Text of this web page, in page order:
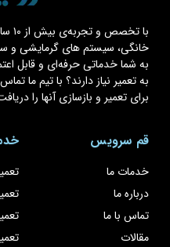
با
خانگی، سیستم های گرمایشی و
به شما خدماتی حرفه‌ای و قابل
به تعمیر نیاز دارند؟ با تیم ما
برای تعمیر و بازسازی آنها را
قم سرویس
خدمات ما
درباره ما
تماس با ما
مقالات